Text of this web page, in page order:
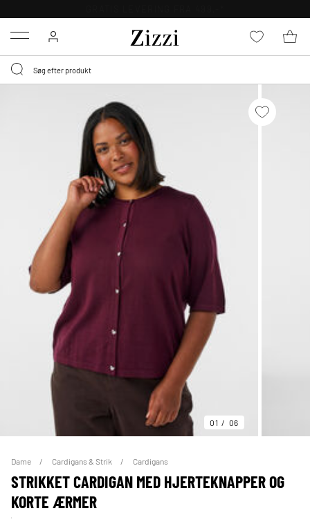
Menu
01 06
Dame Cardigans & Strik Cardigans
STRIKKET CARDIGAN MED HJERTEKNAPPER OG
KORTE ÆRMER